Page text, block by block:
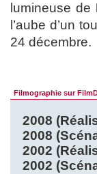
lumineuse de
l’aube d’un
24 décembre.
Filmographie sur
2008
2008
2002
2002